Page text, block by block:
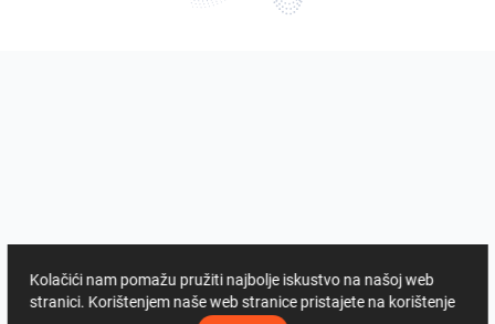
Kolačići nam pomažu pružiti najbolje iskustvo na našoj web
stranici. Korištenjem naše web stranice pristajete na korištenje